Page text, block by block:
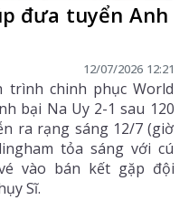
đưa tuyển Anh
12/07/2026 12:21
chinh phục World
bại Na Uy 2-1 sau 120
ra rạng sáng 12/7 (giờ
tỏa sáng với cú
vào bán kết gặp đội
Sĩ.